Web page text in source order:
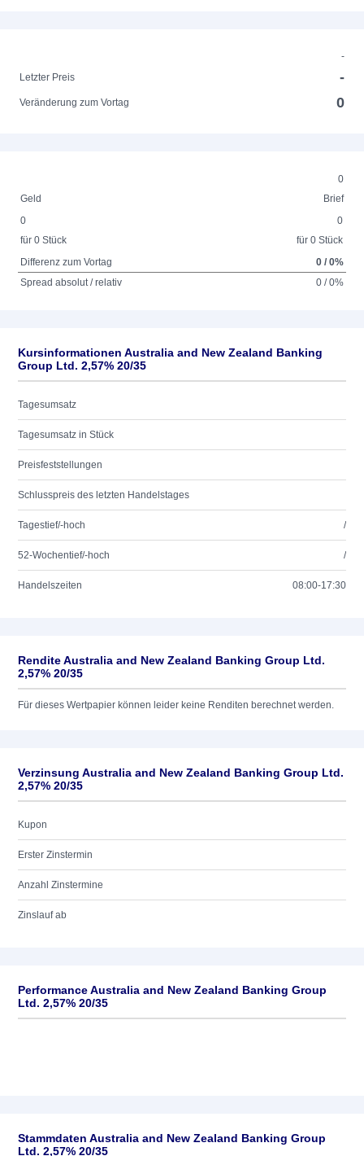
-
Letzter Preis
-
Veränderung zum Vortag 0
0
Geld
Brief
0
für 0 Stück
0
für 0 Stück
Differenz zum Vortag
0 / 0%
Spread absolut / relativ
0 / 0%
Kursinformationen Australia and New Zealand Banking
Group Ltd. 2,57% 20/35
Tagesumsatz
Tagesumsatz in Stück
Preisfeststellungen
Schlusspreis des letzten Handelstages
Tagestief/-hoch /
52-Wochentief/-hoch /
Handelszeiten 08:00-17:30
Rendite Australia and New Zealand Banking Group Ltd.
2,57% 20/35
Für dieses Wertpapier können leider keine Renditen berechnet werden.
Verzinsung Australia and New Zealand Banking Group Ltd.
2,57% 20/35
Kupon
Erster Zinstermin
Anzahl Zinstermine
Zinslauf ab
Performance Australia and New Zealand Banking Group
Ltd. 2,57% 20/35
Stammdaten Australia and New Zealand Banking Group
Ltd. 2,57% 20/35